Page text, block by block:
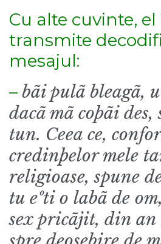
Cu alte cuvinte,
transmite
mesajul:
– bãi pulã bleagã,
dacã mã coþãi
tun. Ceea ce,
credinþelor mele
religioase, spune
tu eºti o labã de
sex pricãjit, din an